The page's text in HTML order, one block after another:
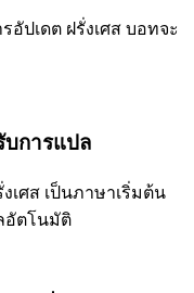
อัปเดต ฝรั่งเศส บอทจะ
บการแปล
เศส เป็นภาษาเริ่มต้น
อัตโนมัติ